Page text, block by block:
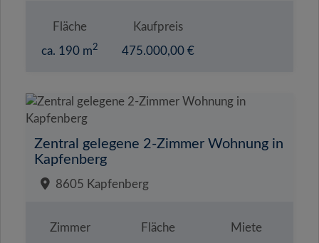
Fläche
ca. 190 m2
Kaufpreis
475.000,00 €
Zentral gelegene 2-Zimmer Wohnung in
Kapfenberg
8605 Kapfenberg
Zimmer
Fläche
Miete